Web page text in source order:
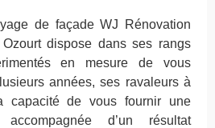
de façade WJ Rénovation
dispose dans ses rangs
en mesure de vous
années, ses ravaleurs à
capacité de vous fournir une
d’un résultat